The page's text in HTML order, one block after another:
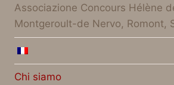
Associazione Concours Hélène
Montgeroult-de Nervo, Romont,
Chi siamo